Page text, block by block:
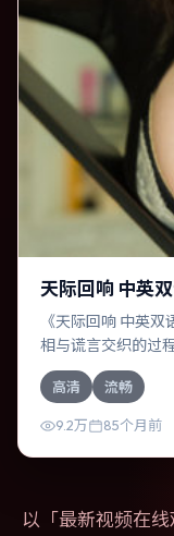
天际回响 中英
《天际回响 中英
相与谎言交织的过
宏、黄政民的对手
中积蓄张力，本片
高清 流畅
9.2万 85个月前
以「最新视频在线